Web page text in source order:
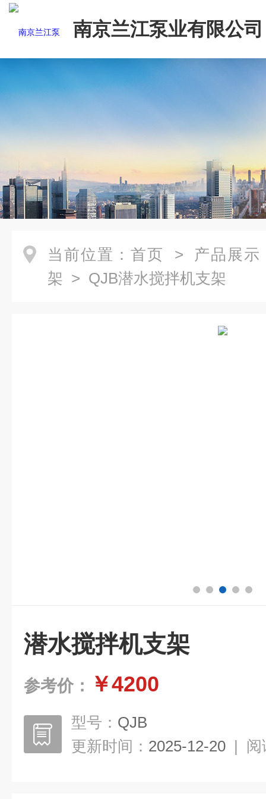
南京兰江泵业有限公司
当前位置： 首页 > 产品展示
架 > QJB潜水搅拌机支架
潜水搅拌机支架
参考价： ￥4200
型号： QJB
更新时间： 2025-12-20 | 阅